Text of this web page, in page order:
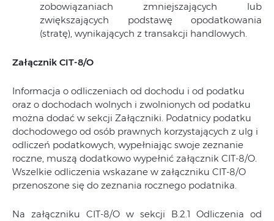
zobowiązaniach zmniejszających lub
zwiększających podstawę opodatkowania
(stratę), wynikających z transakcji handlowych.
Załącznik CIT-8/O
Informacja o odliczeniach od dochodu i od podatku
oraz o dochodach wolnych i zwolnionych od podatku
można dodać w sekcji Załączniki. Podatnicy podatku
dochodowego od osób prawnych korzystających z ulg i
odliczeń podatkowych, wypełniając swoje zeznanie
roczne, muszą dodatkowo wypełnić załącznik CIT-8/O.
Wszelkie odliczenia wskazane w załączniku CIT-8/O
przenoszone się do zeznania rocznego podatnika.
Na załączniku CIT-8/O w sekcji B.2.1 Odliczenia od